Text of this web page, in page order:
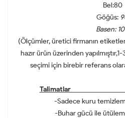
Bel:80
Göğüs:
Basen:
(Ölçümler, üretici firmanın
hazır ürün üzerinden
seçimi için birebir referans
-Sadece kuru
-Buhar gücü ile